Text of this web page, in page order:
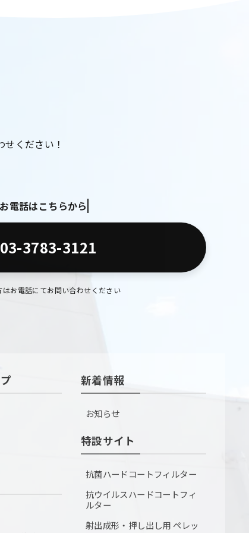
ください！
お電話はこちらから
03-3783-3121
はお電話にてお問い合わせください
新着情報
お知らせ
特設サイト
抗菌ハードコートフィルター
抗ウイルスハードコートフィ
ルター
射出成形・押し出し用 ペレッ